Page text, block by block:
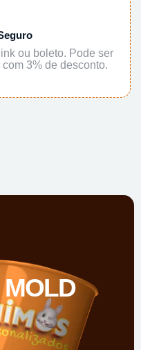
ou boleto. Pode ser
3% de desconto.
MOLD